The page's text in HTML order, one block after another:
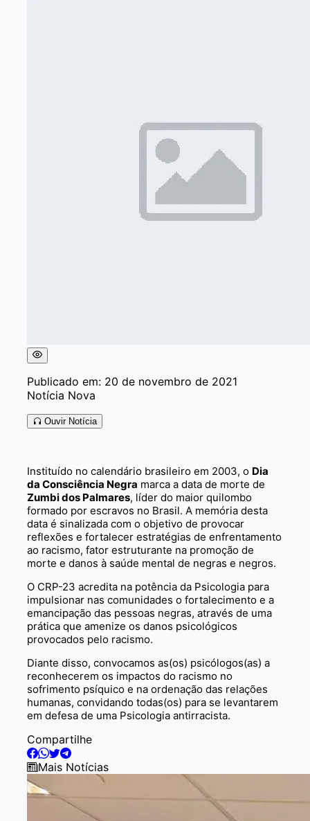
Publicado em: 20 de novembro de 2021
Notícia Nova
Ouvir Notícia
Instituído no calendário brasileiro em 2003, o Dia
da Consciência Negra marca a data de morte de
Zumbi dos Palmares, líder do maior quilombo
formado por escravos no Brasil. A memória desta
data é sinalizada com o objetivo de provocar
reflexões e fortalecer estratégias de enfrentamento
ao racismo, fator estruturante na promoção de
morte e danos à saúde mental de negras e negros.
O CRP-23 acredita na potência da Psicologia para
impulsionar nas comunidades o fortalecimento e a
emancipação das pessoas negras, através de uma
prática que amenize os danos psicológicos
provocados pelo racismo.
Diante disso, convocamos as(os) psicólogos(as) a
reconhecerem os impactos do racismo no
sofrimento psíquico e na ordenação das relações
humanas, convidando todas(os) para se levantarem
em defesa de uma Psicologia antirracista.
Compartilhe
Mais Notícias